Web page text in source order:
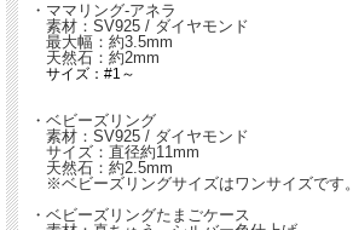
・ママリング-アネラ
素材：SV925 / ダイヤモンド
最大幅：約3.5mm
天然石：約2mm
サイズ：#1～
・ベビーズリング
素材：SV925 / ダイヤモンド
サイズ：直径約11mm
天然石：約2.5mm
※ベビーズリングサイズはワンサイズです。
・ベビーズリングたまごケース